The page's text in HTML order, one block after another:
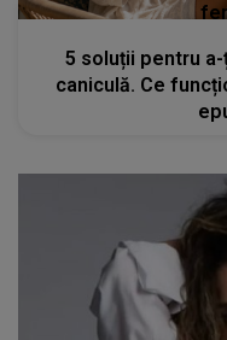
5 soluții pentru
caniculă. Ce